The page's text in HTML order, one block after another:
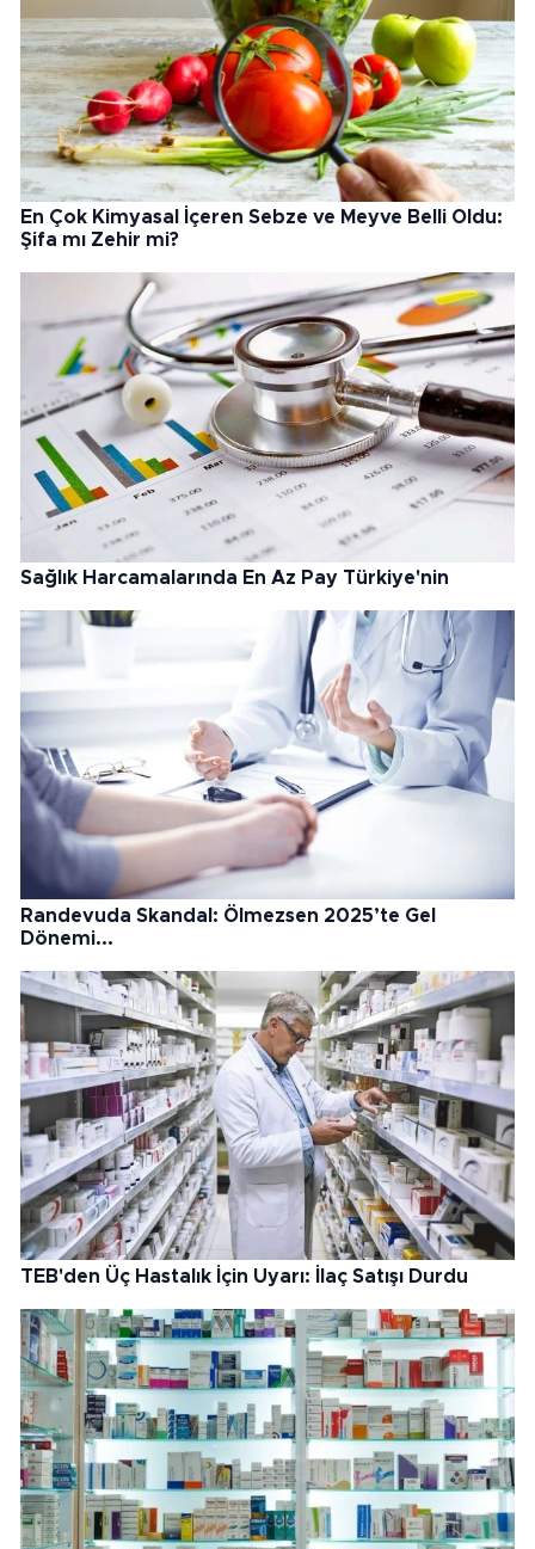
En Çok Kimyasal İçeren Sebze ve Meyve Belli Oldu:
Şifa mı Zehir mi?
Sağlık Harcamalarında En Az Pay Türkiye'nin
Randevuda Skandal: Ölmezsen 2025’te Gel
Dönemi...
TEB'den Üç Hastalık İçin Uyarı: İlaç Satışı Durdu